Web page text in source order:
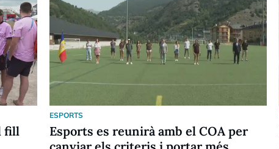
fill
ESPORTS
Esports es reunirà amb el COA per